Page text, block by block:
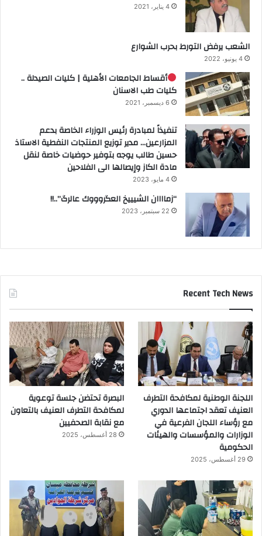
4 يناير، 2021
الشعب يرفض التورط بحرب الشوارع
4 يونيو، 2022
أقساط الجامعات الأهلية | كليات الصيدلة ..
كليات طب الاسنان
6 ديسمبر، 2021
تنفيذاً لمبادرة رئيس الوزراء الخاصة بدعم
المزارعين… مدير توزيع المنتجات النفطية الاستاذ
حسين طالب يوجه بتوفير حوضيات خاصة لنقل
مادة الكاز وإيصالها الى الفلاحين
4 مايو، 2023
“زماااان الشيييخ العگروووك عالرگ”..!!
22 سبتمبر، 2023
Recent Tech News
اللجنة الوطنية لمكافحة التطرف
العنيف تعقد اجتماعها الدوري
مع رؤساء اللجان الفرعية في
الوزارات والمؤسسات والهيئات
الحكومية
29 أغسطس، 2025
البصرة تحتضن جلسة توعوية
لمكافحة التطرف العنيف بالتعاون
مع نقابة الصحفيين
28 أغسطس، 2025